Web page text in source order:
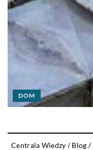
DOM
Centrala Wiedzy /Blog /